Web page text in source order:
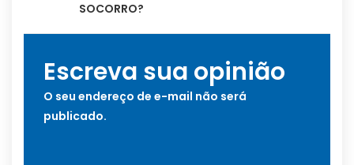
SOCORRO?
Escreva sua opinião
O seu endereço de e-mail não será
publicado.